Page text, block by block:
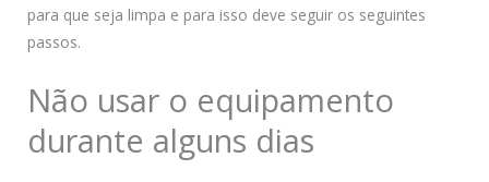
para que seja limpa e para isso deve seguir os seguintes
passos.
Não usar o equipamento
durante alguns dias